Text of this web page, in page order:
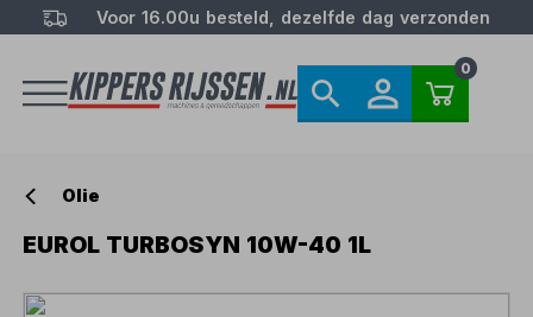
Voor 16.00u besteld, dezelfde dag verzonden
0
Olie
EUROL TURBOSYN 10W-40 1L